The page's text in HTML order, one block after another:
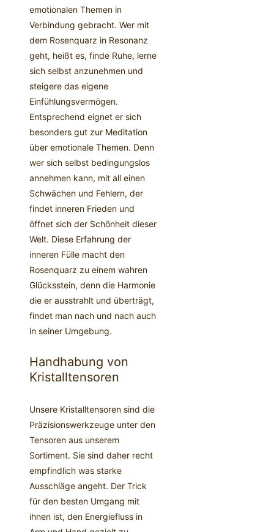
emotionalen Themen in
Verbindung gebracht. Wer mit
dem Rosenquarz in Resonanz
geht, heißt es, finde Ruhe, lerne
sich selbst anzunehmen und
steigere das eigene
Einfühlungsvermögen.
Entsprechend eignet er sich
besonders gut zur Meditation
über emotionale Themen. Denn
wer sich selbst bedingungslos
annehmen kann, mit all einen
Schwächen und Fehlern, der
findet inneren Frieden und
öffnet sich der Schönheit dieser
Welt. Diese Erfahrung der
inneren Fülle macht den
Rosenquarz zu einem wahren
Glücksstein, denn die Harmonie
die er ausstrahlt und überträgt,
findet man nach und nach auch
in seiner Umgebung.
Handhabung von
Kristalltensoren
Unsere Kristalltensoren sind die
Präzisionswerkzeuge unter den
Tensoren aus unserem
Sortiment. Sie sind daher recht
empfindlich was starke
Ausschläge angeht. Der Trick
für den besten Umgang mit
ihnen ist, den Energiefluss in